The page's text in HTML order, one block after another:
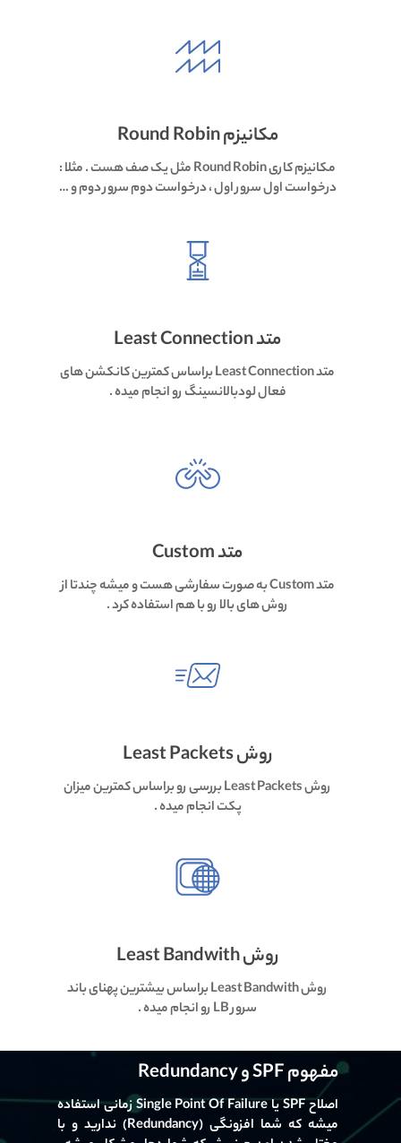
مکانیزم Round Robin
مکانیزم کاری Round Robin مثل یک صف هست . مثلا :
درخواست اول سرور اول ، درخواست دوم سرور دوم و …
متد Least Connection
متد Least Connection براساس کمترین کانکشن های
فعال لودبالانسینگ رو انجام میده .
متد Custom
متد Custom به صورت سفارشی هست و میشه چندتا از
روش های بالا رو با هم استفاده کرد .
روش Least Packets
روش Least Packets بررسی رو براساس کمترین میزان
پکت انجام میده .
روش Least Bandwith
روش Least Bandwith براساس بیشترین پهنای باند
سرور LB رو انجام میده .
مفهوم SPF و Redundancy
اصلاح SPF یا Single Point Of Failure زمانی استفاده
میشه که شما افزونگی (Redundancy) ندارید و با